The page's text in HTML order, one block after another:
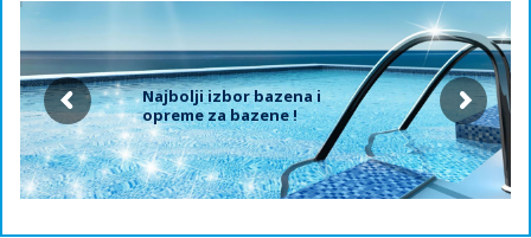
Najbolji izbor bazena i
opreme za bazene !